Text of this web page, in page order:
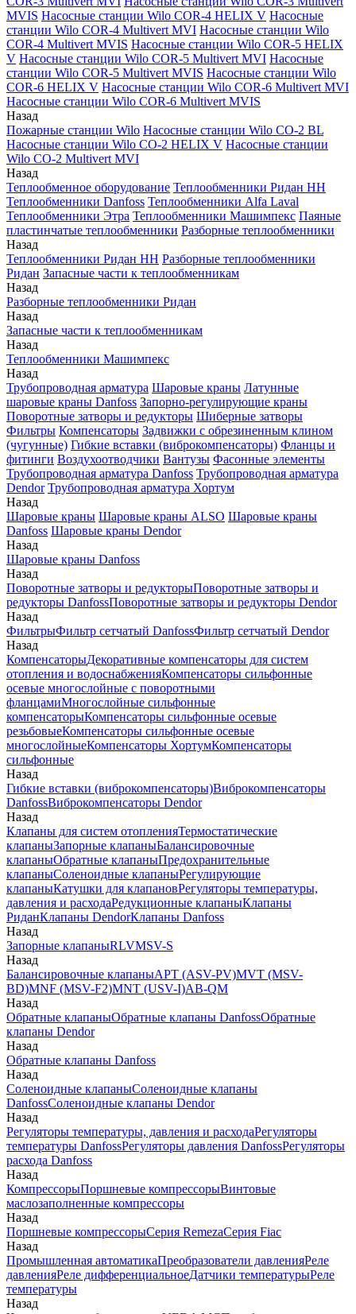
MVIS Насосные станции Wilo COR-4 HELIX V Насосные
станции Wilo COR-4 Multivert MVI Насосные станции Wilo
COR-4 Multivert MVIS Насосные станции Wilo COR-5 HELIX
V Насосные станции Wilo COR-5 Multivert MVI Насосные
станции Wilo COR-5 Multivert MVIS Насосные станции Wilo
COR-6 HELIX V Насосные станции Wilo COR-6 Multivert MVI
Насосные станции Wilo COR-6 Multivert MVIS
Назад
Пожарные станции Wilo Насосные станции Wilo CO-2 BL
Насосные станции Wilo CO-2 HELIX V Насосные станции
Wilo CO-2 Multivert MVI
Назад
Теплообменное оборудование Теплообменники Ридан НН
Теплообменники Danfoss Теплообменники Alfa Laval
Теплообменники Этра Теплообменники Машимпекс Паяные
пластинчатые теплообменники Разборные теплообменники
Назад
Теплообменники Ридан НН Разборные теплообменники
Ридан Запасные части к теплообменникам
Назад
Разборные теплообменники Ридан
Назад
Запасные части к теплообменникам
Назад
Теплообменники Машимпекс
Назад
Трубопроводная арматура Шаровые краны Латунные
шаровые краны Danfoss Запорно-регулирующие краны
Поворотные затворы и редукторы Шиберные затворы
Фильтры Компенсаторы Задвижки с обрезиненным клином
(чугунные) Гибкие вставки (виброкомпенсаторы) Фланцы и
фитинги Воздухоотводчики Вантузы Фасонные элементы
Трубопроводная арматура Danfoss Трубопроводная арматура
Dendor Трубопроводная арматура Хортум
Назад
Шаровые краны Шаровые краны ALSO Шаровые краны
Danfoss Шаровые краны Dendor
Назад
Шаровые краны Danfoss
Назад
Поворотные затворы и редукторыПоворотные затворы и
редукторы DanfossПоворотные затворы и редукторы Dendor
Назад
ФильтрыФильтр сетчатый DanfossФильтр сетчатый Dendor
Назад
КомпенсаторыДекоративные компенсаторы для систем
отопления и водоснабженияКомпенсаторы сильфонные
осевые многослойные с поворотными
фланцамиМногослойные сильфонные
компенсаторыКомпенсаторы сильфонные осевые
резьбовыеКомпенсаторы сильфонные осевые
многослойныеКомпенсаторы ХортумКомпенсаторы
сильфонные
Назад
Гибкие вставки (виброкомпенсаторы)Виброкомпенсаторы
DanfossВиброкомпенсаторы Dendor
Назад
Клапаны для систем отопленияТермостатические
клапаныЗапорные клапаныБалансировочные
клапаныОбратные клапаныПредохранительные
клапаныСоленоидные клапаныРегулирующие
клапаныКатушки для клапановРегуляторы температуры,
давления и расходаРедукционные клапаныКлапаны
РиданКлапаны DendorКлапаны Danfoss
Назад
Запорные клапаныRLVMSV-S
Назад
Балансировочные клапаныAPT (ASV-PV)MVT (MSV-
BD)MNF (MSV-F2)MNT (USV-I)AB-QM
Назад
Обратные клапаныОбратные клапаны DanfossОбратные
клапаны Dendor
Назад
Обратные клапаны Danfoss
Назад
Соленоидные клапаныСоленоидные клапаны
DanfossСоленоидные клапаны Dendor
Назад
Регуляторы температуры, давления и расходаРегуляторы
температуры DanfossРегуляторы давления DanfossРегуляторы
расхода Danfoss
Назад
КомпрессорыПоршневые компрессорыВинтовые
маслозаполненные компрессоры
Назад
Поршневые компрессорыСерия RemezaСерия Fiac
Назад
Промышленная автоматикаПреобразователи давленияРеле
давленияРеле дифференциальноеДатчики температурыРеле
температуры
Назад